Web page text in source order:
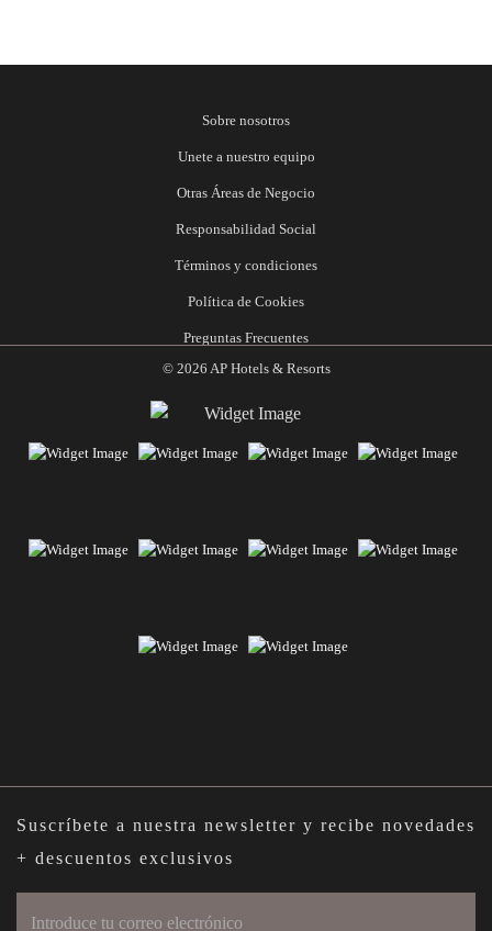
Sobre nosotros
Unete a nuestro equipo
Otras Áreas de Negocio
Responsabilidad Social
Términos y condiciones
Política de Cookies
Preguntas Frecuentes
© 2026 AP Hotels & Resorts
Suscríbete a nuestra newsletter y recibe novedades
+ descuentos exclusivos